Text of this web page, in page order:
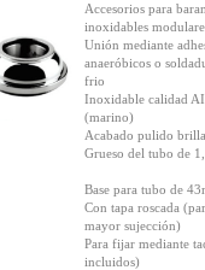
Accesorios para
inoxidables
Unión mediante
anaeróbicos o
frio
Inoxidable calidad
(marino)
Acabado pulido
Grueso del tubo de
Base para tubo de
Con tapa roscada
mayor sujección)
Para fijar mediante
incluidos)